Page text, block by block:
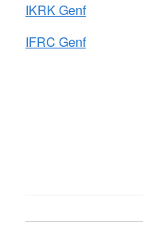
IKRK Genf
IFRC Genf